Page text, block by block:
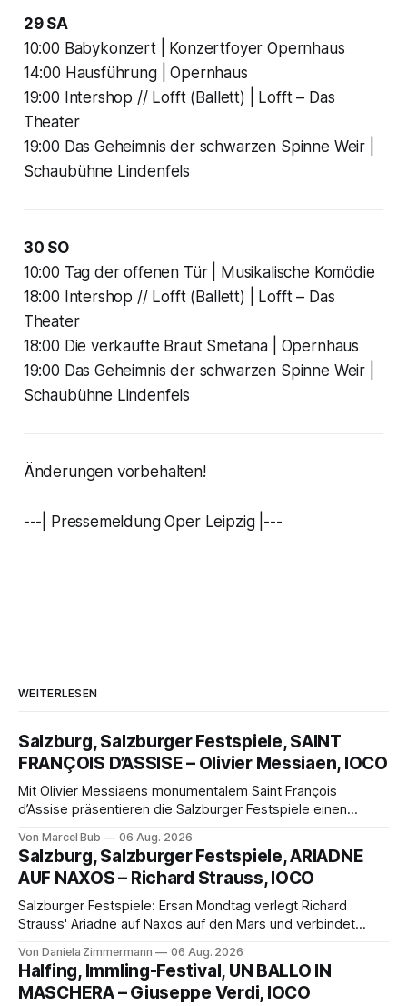
29 SA
10:00 Babykonzert | Konzertfoyer Opernhaus
14:00 Hausführung | Opernhaus
19:00 Intershop // Lofft (Ballett) | Lofft – Das
Theater
19:00 Das Geheimnis der schwarzen Spinne Weir |
Schaubühne Lindenfels
30 SO
10:00 Tag der offenen Tür | Musikalische Komödie
18:00 Intershop // Lofft (Ballett) | Lofft – Das
Theater
18:00 Die verkaufte Braut Smetana | Opernhaus
19:00 Das Geheimnis der schwarzen Spinne Weir |
Schaubühne Lindenfels
Änderungen vorbehalten!
---| Pressemeldung Oper Leipzig |---
WEITERLESEN
Salzburg, Salzburger Festspiele, SAINT
FRANÇOIS D’ASSISE – Olivier Messiaen, IOCO
Mit Olivier Messiaens monumentalem Saint François
d’Assise präsentieren die Salzburger Festspiele einen
eine bildgewaltige Inszenierung, Maxime Pascal entfaltet
die komplexe Partitur eindrucksvoll, Philippe Sly berührt als
Franziskus.
Von Marcel Bub 06 Aug. 2026
Salzburg, Salzburger Festspiele, ARIADNE
AUF NAXOS – Richard Strauss, IOCO
Salzburger Festspiele: Ersan Mondtag verlegt Richard
Strauss' Ariadne auf Naxos auf den Mars und verbindet
Aufführung mit starken Solisten und den Wiener
Philharmonikern, szenisch bleibt der zweite Akt jedoch
hinter den Erwartungen zurück.
Von Daniela Zimmermann 06 Aug. 2026
Halfing, Immling-Festival, UN BALLO IN
MASCHERA – Giuseppe Verdi, IOCO